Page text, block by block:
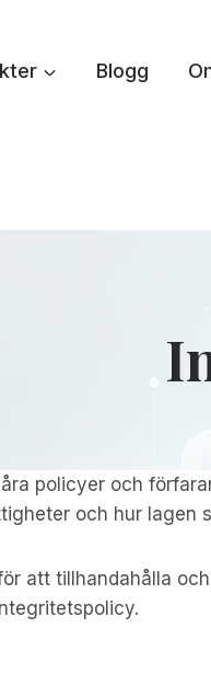
Blogg
policyer och
och hur lagen
att tillhandahålla